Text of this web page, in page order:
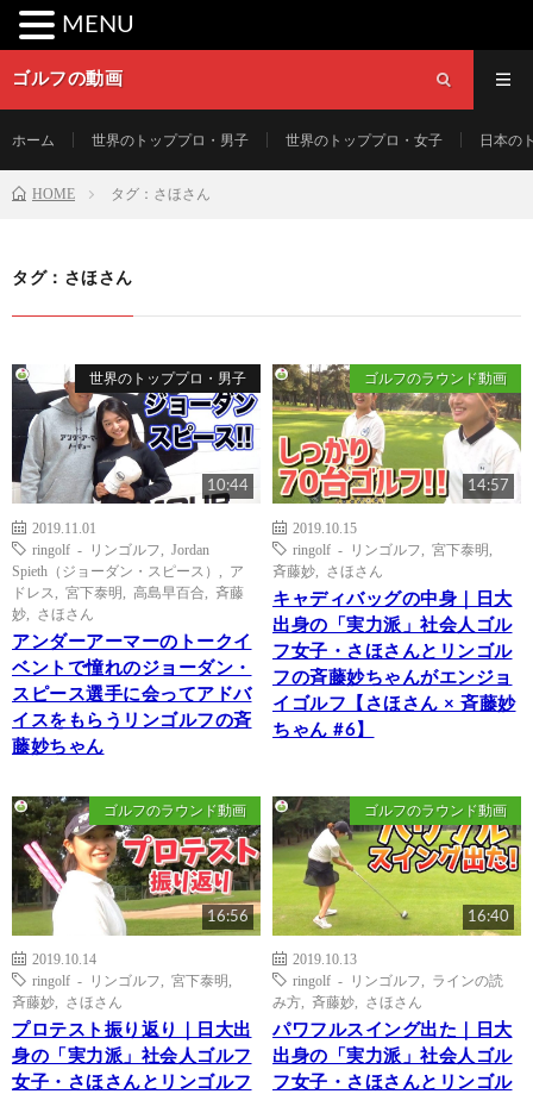
ゴルフの動画
ホーム 世界のトッププロ・男子 世界のトッププロ・女子 日本の
HOME タグ：さほさん
タグ：さほさん
世界のトッププロ・男子
10:44
2019.11.01
ringolf - リンゴルフ
Jordan
Spieth（ジョーダン・スピース）
ア
ドレス
宮下泰明 高島早百合
斉藤
妙
さほさん
アンダーアーマーのトークイ
ベントで憧れのジョーダン・
スピース選手に会ってアドバ
イスをもらうリンゴルフの斉
藤妙ちゃん
ゴルフのラウンド動画
14:57
2019.10.15
ringolf - リンゴルフ
宮下泰明
斉藤妙
さほさん
キャディバッグの中身｜日大
出身の「実力派」社会人ゴル
フ女子・さほさんとリンゴル
フの斉藤妙ちゃんがエンジョ
イゴルフ【さほさん × 斉藤妙
ちゃん #6】
ゴルフのラウンド動画
16:56
2019.10.14
ringolf - リンゴルフ
宮下泰明
斉藤妙
さほさん
プロテスト振り返り｜日大出
身の「実力派」社会人ゴルフ
女子・さほさんとリンゴルフ
ゴルフのラウンド動画
16:40
2019.10.13
ringolf - リンゴルフ
ラインの読
み方
斉藤妙 さほさん
パワフルスイング出た｜日大
出身の「実力派」社会人ゴル
フ女子・さほさんとリンゴル
MENU